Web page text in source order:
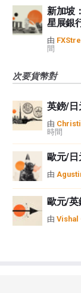
新加坡
星展銀
由
間
次要貨幣對
英鎊/日
由
時間
歐元/
由
歐元/
由 Vishal